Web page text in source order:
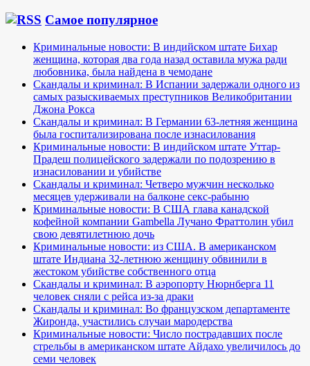
Самое популярное
Криминальные новости: В индийском штате Бихар
женщина, которая два года назад оставила мужа ради
любовника, была найдена в чемодане
Скандалы и криминал: В Испании задержали одного из
самых разыскиваемых преступников Великобритании
Джона Рокса
Скандалы и криминал: В Германии 63-летняя женщина
была госпитализирована после изнасилования
Криминальные новости: В индийском штате Уттар-
Прадеш полицейского задержали по подозрению в
изнасиловании и убийстве
Скандалы и криминал: Четверо мужчин несколько
месяцев удерживали на балконе секс-рабыню
Криминальные новости: В США глава канадской
кофейной компании Gambella Лучано Фраттолин убил
свою девятилетнюю дочь
Криминальные новости: из США. В американском
штате Индиана 32-летнюю женщину обвинили в
жестоком убийстве собственного отца
Скандалы и криминал: В аэропорту Нюрнберга 11
человек сняли с рейса из-за драки
Скандалы и криминал: Во французском департаменте
Жиронда, участились случаи мародерства
Криминальные новости: Число пострадавших после
стрельбы в американском штате Айдахо увеличилось до
семи человек